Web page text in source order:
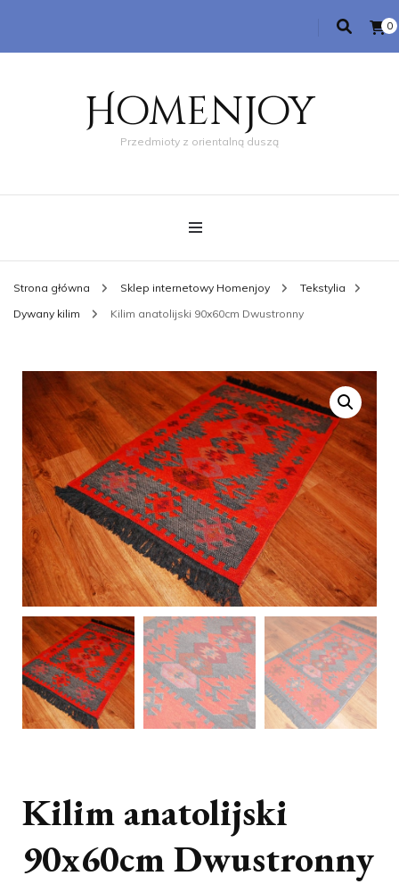
0
Homenjoy
Przedmioty z orientalną duszą
Strona główna Sklep internetowy Homenjoy
Tekstylia
Dywany kilim
Kilim anatolijski 90x60cm Dwustronny
Kilim anatolijski
90x60cm Dwustronny